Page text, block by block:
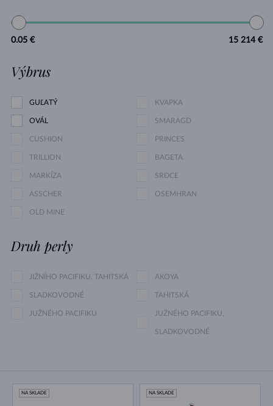
0.05 € 15 214 €
Výbrus
GUĽATÝ KVAPKA
OVÁL SMARAGD
CUSHION PRINCES
TRILLION BAGETA
MARKÍZA SRDCE
ASSCHER OSEMHRAN
OLD MINE
Druh perly
JIŽNÍHO PACIFIKU, TAHITSKÁ AKOYA
SLADKOVODNÉ TAHITSKÁ
JUŽNÉHO PACIFIKU JUŽNÉHO PACIFIKU,
SLADKOVODNÉ
NA SKLADE NA SKLADE